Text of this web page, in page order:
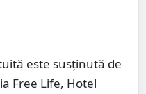
este susținută de
Free Life, Hotel